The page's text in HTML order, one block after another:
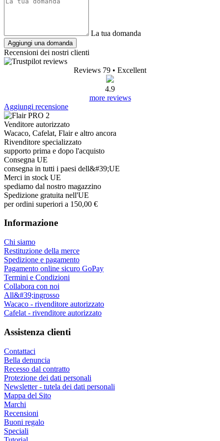
La tua domanda
Aggiungi una domanda
Recensioni dei nostri clienti
Reviews 79 • Excellent
4.9
more reviews
Aggiungi recensione
Venditore autorizzato
Wacaco, Cafelat, Flair e altro ancora
Rivenditore specializzato
supporto prima e dopo l'acquisto
Consegna UE
consegna in tutti i paesi dell&#39;UE
Merci in stock UE
spediamo dal nostro magazzino
Spedizione gratuita nell'UE
per ordini superiori a 150,00 €
Informazione
Chi siamo
Restituzione della merce
Spedizione e pagamento
Pagamento online sicuro GoPay
Termini e Condizioni
Collabora con noi
All&#39;ingrosso
Wacaco - rivenditore autorizzato
Cafelat - rivenditore autorizzato
Assistenza clienti
Contattaci
Bella denuncia
Recesso dal contratto
Protezione dei dati personali
Newsletter - tutela dei dati personali
Mappa del Sito
Marchi
Recensioni
Buoni regalo
Speciali